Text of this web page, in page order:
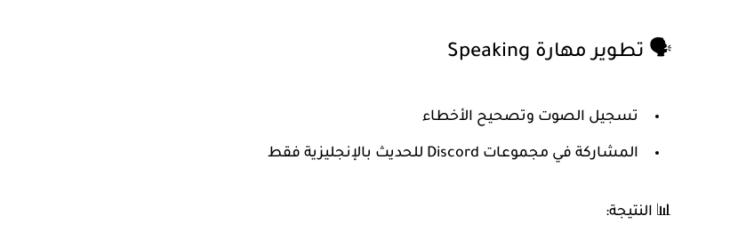
🗣 تطوير مهارة Speaking
تسجيل الصوت وتصحيح الأخطاء
المشاركة في مجموعات Discord للحديث بالإنجليزية فقط
📊 النتيجة: